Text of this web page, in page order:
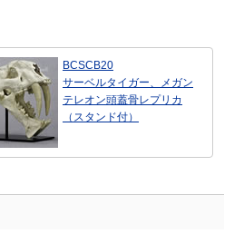
BCSCB20
サーベルタイガー、メガン
テレオン頭蓋骨レプリカ
（スタンド付）